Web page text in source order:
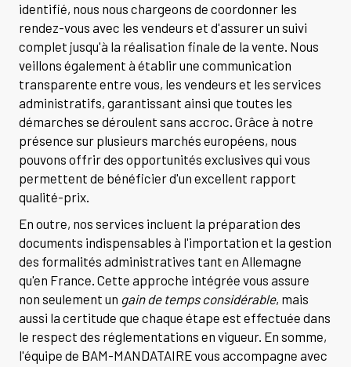
identifié, nous nous chargeons de coordonner les
rendez-vous avec les vendeurs et d'assurer un suivi
complet jusqu'à la réalisation finale de la vente. Nous
veillons également à établir une communication
transparente entre vous, les vendeurs et les services
administratifs, garantissant ainsi que toutes les
démarches se déroulent sans accroc. Grâce à notre
présence sur plusieurs marchés européens, nous
pouvons offrir des opportunités exclusives qui vous
permettent de bénéficier d'un excellent rapport
qualité-prix.
En outre, nos services incluent la préparation des
documents indispensables à l'importation et la gestion
des formalités administratives tant en Allemagne
qu'en France. Cette approche intégrée vous assure
non seulement un gain de temps considérable, mais
aussi la certitude que chaque étape est effectuée dans
le respect des réglementations en vigueur. En somme,
l'équipe de BAM-MANDATAIRE vous accompagne avec